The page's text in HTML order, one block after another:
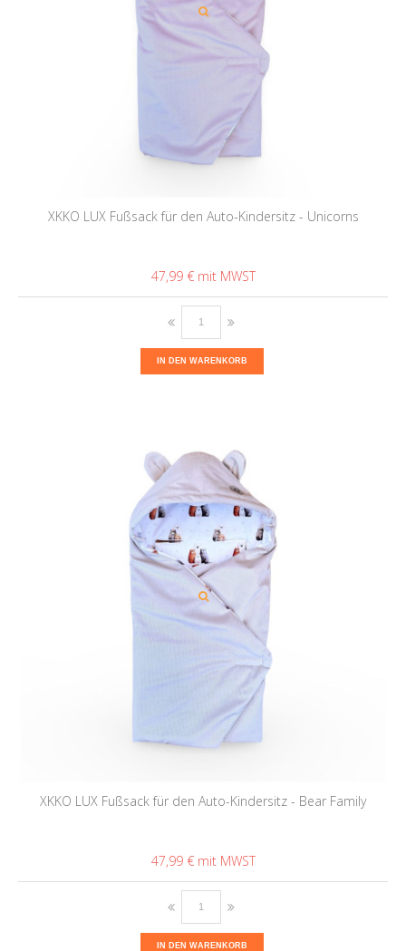
XKKO LUX Fußsack für den Auto-Kindersitz - Unicorns
47,99 €
IN DEN WARENKORB
XKKO LUX Fußsack für den Auto-Kindersitz - Bear Family
47,99 €
IN DEN WARENKORB